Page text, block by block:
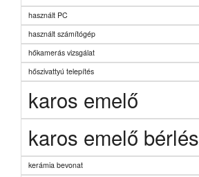
használt PC
használt számítógép
hőkamerás vizsgálat
hőszivattyú telepítés
karos emelő
karos emelő bérlés
kerámia bevonat